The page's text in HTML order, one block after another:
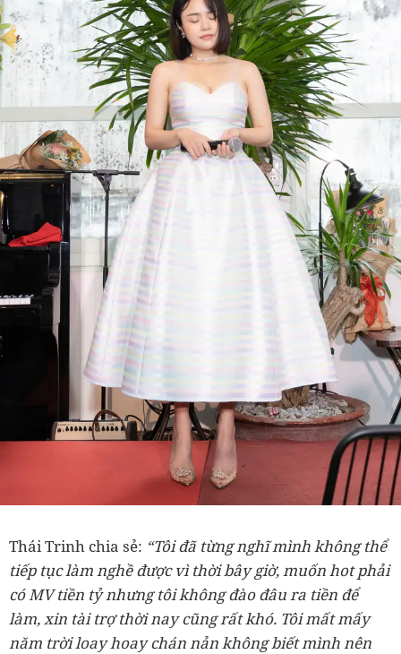
Thái Trinh chia sẻ: “Tôi đã từng nghĩ mình không thể
tiếp tục làm nghề được vì thời bây giờ, muốn hot phải
có MV tiền tỷ nhưng tôi không đào đâu ra tiền để
làm, xin tài trợ thời nay cũng rất khó. Tôi mất mấy
năm trời loay hoay chán nản không biết mình nên